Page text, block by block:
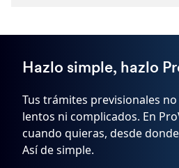
Hazlo simple, hazlo
Tus trámites previsionales
lentos ni complicados. En
cuando quieras, desde
Así de simple.